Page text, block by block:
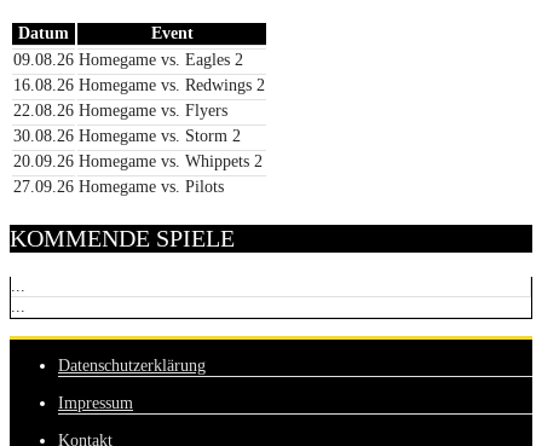
Datum
Event
09.08.26 Homegame vs. Eagles 2
16.08.26 Homegame vs. Redwings 2
22.08.26 Homegame vs. Flyers
30.08.26 Homegame vs. Storm 2
20.09.26 Homegame vs. Whippets 2
27.09.26 Homegame vs. Pilots
KOMMENDE SPIELE
...
...
Datenschutzerklärung
Impressum
Kontakt